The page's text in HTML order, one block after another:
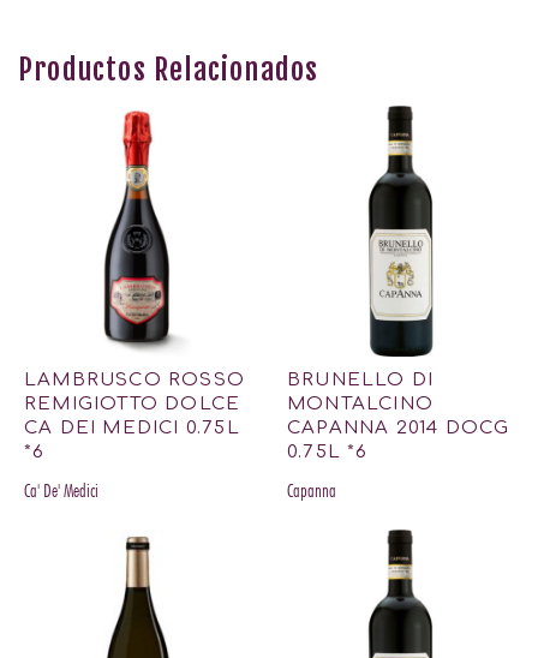
Productos Relacionados
LAMBRUSCO ROSSO
REMIGIOTTO DOLCE
CA DEI MEDICI 0.75L
*6
Ca' De' Medici
BRUNELLO DI
MONTALCINO
CAPANNA 2014 DOCG
0.75L *6
Capanna